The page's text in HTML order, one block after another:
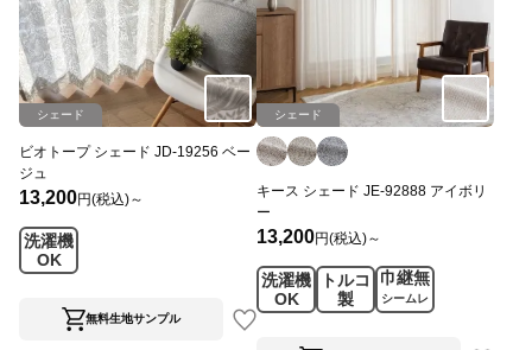
シェード
ビオトープ シェード JD-19256 ベー
ジュ
13,200円(税込)～
洗濯機
OK
無料生地サンプル
シェード
キース シェード JE-92888 アイボリ
ー
13,200円(税込)～
洗濯機
OK
トルコ
製
巾継無
シームレ
ス